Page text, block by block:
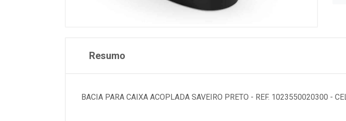
Resumo
BACIA PARA CAIXA ACOPLADA SAVEIRO PRETO - REF. 1023550020300 -